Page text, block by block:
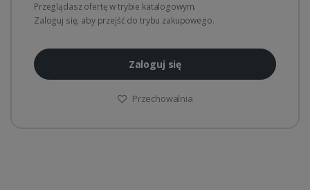
Przeglądasz ofertę w trybie katalogowym.
Zaloguj się, aby przejść do trybu zakupowego.
Zaloguj się
Przechowalnia